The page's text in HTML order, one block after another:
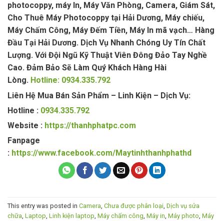
photocoppy, máy In, Máy Văn Phòng, Camera, Giám Sát,
Cho Thuê Máy Photocoppy tại Hải Dương, Máy chiếu,
Máy Chấm Công, Máy Đếm Tiền, Máy In mã vạch… Hàng
Đầu Tại Hải Dương. Dịch Vụ Nhanh Chóng Uy Tín Chất
Lượng. Với Đội Ngũ Kỹ Thuật Viên Đông Đảo Tay Nghề
Cao. Đảm Bảo Sẽ Làm Quý Khách Hàng Hài
Lòng. Hotline: 0934.335.792
Liên Hệ Mua Bán Sản Phẩm – Linh Kiện – Dịch Vụ:
Hotline : 0934.335.792
Website : https://thanhphatpc.com
Fanpage
: https://www.facebook.com/Maytinhthanhphathd
This entry was posted in Camera Chưa được phân loại Dịch vụ sửa
chữa Laptop Linh kiện laptop Máy chấm công Máy in Máy photo Máy